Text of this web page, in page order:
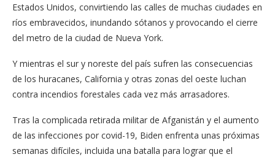
Estados Unidos, convirtiendo las calles de muchas ciudades en
ríos embravecidos, inundando sótanos y provocando el cierre
del metro de la ciudad de Nueva York.
Y mientras el sur y noreste del país sufren las consecuencias
de los huracanes, California y otras zonas del oeste luchan
contra incendios forestales cada vez más arrasadores.
Tras la complicada retirada militar de Afganistán y el aumento
de las infecciones por covid-19, Biden enfrenta unas próximas
semanas difíciles, incluida una batalla para lograr que el